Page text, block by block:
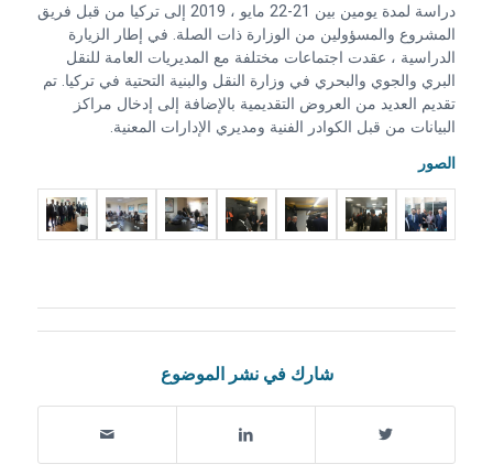
دراسة لمدة يومين بين 21-22 مايو ، 2019 إلى تركيا من قبل فريق
المشروع والمسؤولين من الوزارة ذات الصلة. في إطار الزيارة
الدراسية ، عقدت اجتماعات مختلفة مع المديريات العامة للنقل
البري والجوي والبحري في وزارة النقل والبنية التحتية في تركيا. تم
تقديم العديد من العروض التقديمية بالإضافة إلى إدخال مراكز
البيانات من قبل الكوادر الفنية ومديري الإدارات المعنية.
الصور
شارك في نشر الموضوع